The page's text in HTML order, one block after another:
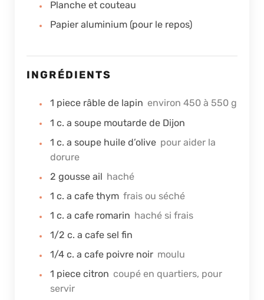
Planche et couteau
Papier aluminium (pour le repos)
INGRÉDIENTS
1 piece râble de lapin environ 450 à 550 g
1 c. a soupe moutarde de Dijon
1 c. a soupe huile d’olive pour aider la
dorure
2 gousse ail haché
1 c. a cafe thym frais ou séché
1 c. a cafe romarin haché si frais
1/2 c. a cafe sel fin
1/4 c. a cafe poivre noir moulu
1 piece citron coupé en quartiers, pour
servir